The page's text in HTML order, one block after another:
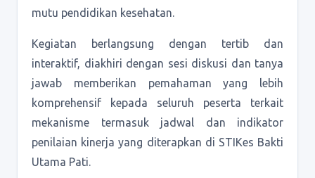
mutu pendidikan kesehatan.
Kegiatan berlangsung dengan tertib dan
interaktif, diakhiri dengan sesi diskusi dan tanya
jawab memberikan pemahaman yang lebih
komprehensif kepada seluruh peserta terkait
mekanisme termasuk jadwal dan indikator
penilaian kinerja yang diterapkan di STIKes Bakti
Utama Pati.